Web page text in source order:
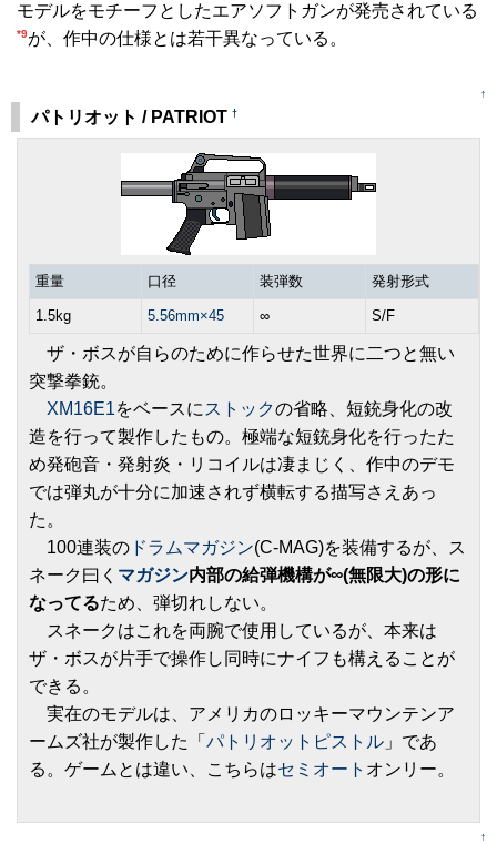
モデルをモチーフとしたエアソフトガンが発売されている
*9が、作中の仕様とは若干異なっている。
↑
パトリオット / PATRIOT †
重量 口径 装弾数 発射形式
1.5kg 5.56mm×45 ∞ S/F
ザ・ボスが自らのために作らせた世界に二つと無い
突撃拳銃。
XM16E1をベースに ストックの省略、短銃身化の改
造を行って製作したもの。極端な短銃身化を行ったた
め発砲音・発射炎・リコイルは凄まじく、作中のデモ
では弾丸が十分に加速されず横転する描写さえあっ
た。
100連装の ドラムマガジン(C-MAG)を装備するが、ス
ネーク曰く マガジン内部の給弾機構が∞(無限大)の形に
なってるため、弾切れしない。
スネークはこれを両腕で使用しているが、本来は
ザ・ボスが片手で操作し同時にナイフも構えることが
できる。
実在のモデルは、アメリカのロッキーマウンテンア
ームズ社が製作した「 パトリオットピストル 」であ
る。ゲームとは違い、こちらはセミオート オンリー。
↑